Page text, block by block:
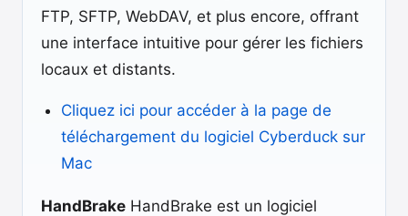
FTP, SFTP, WebDAV, et plus encore, offrant
une interface intuitive pour gérer les fichiers
locaux et distants.
Cliquez ici pour accéder à la page de
téléchargement du logiciel Cyberduck sur
Mac
HandBrake HandBrake est un logiciel